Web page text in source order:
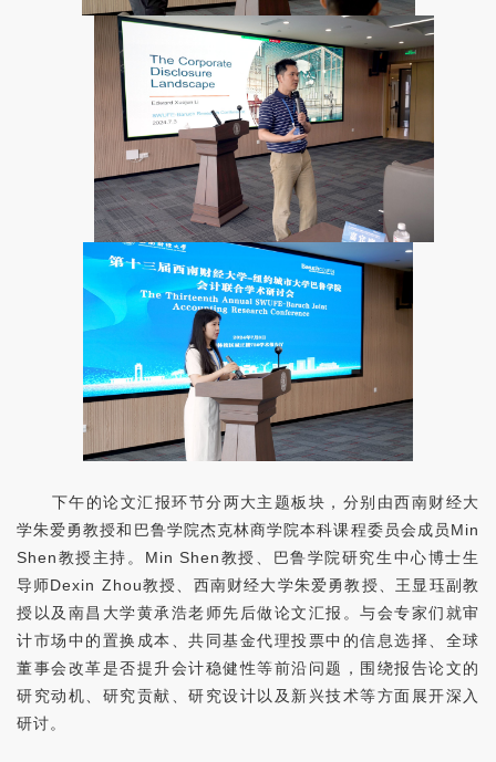
下午的论文汇报环节分两大主题板块，分别由西南财经大
学朱爱勇教授和巴鲁学院杰克林商学院本科课程委员会成员Min
Shen教授主持。 Min Shen教授、巴鲁学院研究生中心博士生
导师Dexin Zhou教授、西南财经大学朱爱勇教授、王显珏副教
授以及南昌大学黄承浩老师先后做论文汇报。与会专家们就审
计市场中的置换成本、共同基金代理投票中的信息选择、全球
董事会改革是否提升会计稳健性等前沿问题，围绕报告论文的
研究动机、研究贡献、研究设计以及新兴技术等方面展开深入
研讨。